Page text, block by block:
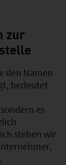
zur
den Namen
bedeutet
es
stehen wir